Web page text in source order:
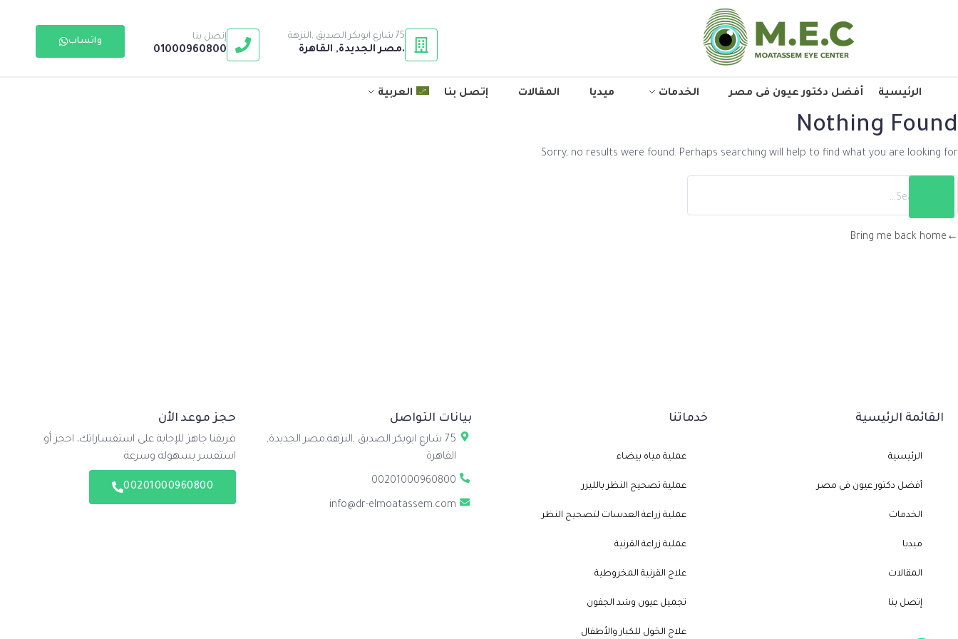
75 شارع ابوبكر الصديق ,النزهة
.مصر الجديدة, القاهرة
إتصل بنا
01000960800
واتساب
الرئيسية أفضل دكتور عيون فى مصر الخدمات ميديا المقالات إتصل بنا العربية
Nothing Found
Sorry, no results were found. Perhaps searching will help to find what you are looking for.
Bring me back home
القائمة الرئيسية
الرئيسية
أفضل دكتور عيون فى مصر
الخدمات
ميديا
المقالات
إتصل بنا
خدماتنا
عملية مياه بيضاء
عملية تصحيح النظر بالليزر
عملية زراعة العدسات لتصحيح النظر
عملية زراعة القرنية
علاج القرنية المخروطية
تجميل عيون وشد الجفون
علاج الحَول للكبار والأطفال
بيانات التواصل
75 شارع ابوبكر الصديق ,النزهة,مصر الجديدة,
القاهرة
00201000960800
info@dr-elmoatassem.com
حجز موعد الأن
فريقنا جاهز للإجابة على استفساراتك، احجز أو
استفسر بسهولة وسرعة
00201000960800